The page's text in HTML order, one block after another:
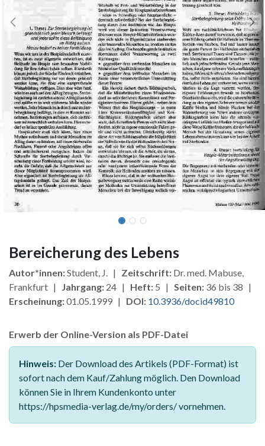
Bereicherung des Lebens
Autor*innen:Student, J. | Zeitschrift: Dr. med. Mabuse,
Frankfurt | Jahrgang: 24 | Heft: 5 | Seiten: 36 bis 38 |
Erscheinung:01.05.1999 | DOI: 10.3936/docid49810
Erwerb der Online-Version als PDF-Datei
Hinweis: Der Download des Artikels (PDF-Format) ist
sofort nach dem Kauf/Zahlung möglich. Den Download
können Sie in Ihrem Kundenkonto unter
https://hpsmedia-verlag.de/my/orders/ vornehmen.